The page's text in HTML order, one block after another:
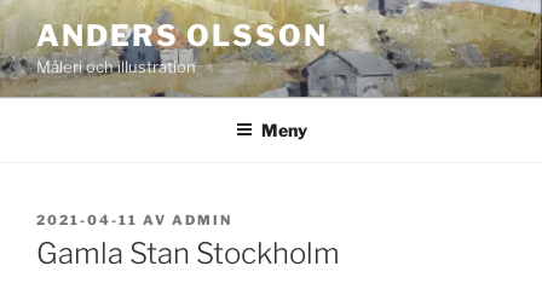
Hoppa
innehåll
ANDERS OLSSON
Måleri och illustration
Meny
PUBLICERAT
2021-04-11 AV ADMIN
Gamla Stan Stockholm